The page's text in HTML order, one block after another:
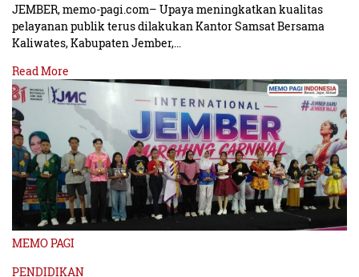
JEMBER, memo-pagi.com– Upaya meningkatkan kualitas
pelayanan publik terus dilakukan Kantor Samsat Bersama
Kaliwates, Kabupaten Jember,…
Read More
MEMO PAGI
PENDIDIKAN